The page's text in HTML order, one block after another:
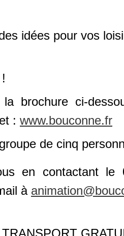
idées pour vos
la brochure ci-
: www.bouconne.fr
de cinq
en contactant
à